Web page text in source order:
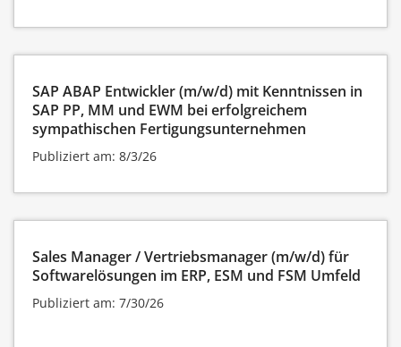
SAP ABAP Entwickler (m/w/d) mit Kenntnissen in
SAP PP, MM und EWM bei erfolgreichem
sympathischen Fertigungsunternehmen
Publiziert am: 8/3/26
Sales Manager / Vertriebsmanager (m/w/d) für
Softwarelösungen im ERP, ESM und FSM Umfeld
Publiziert am: 7/30/26